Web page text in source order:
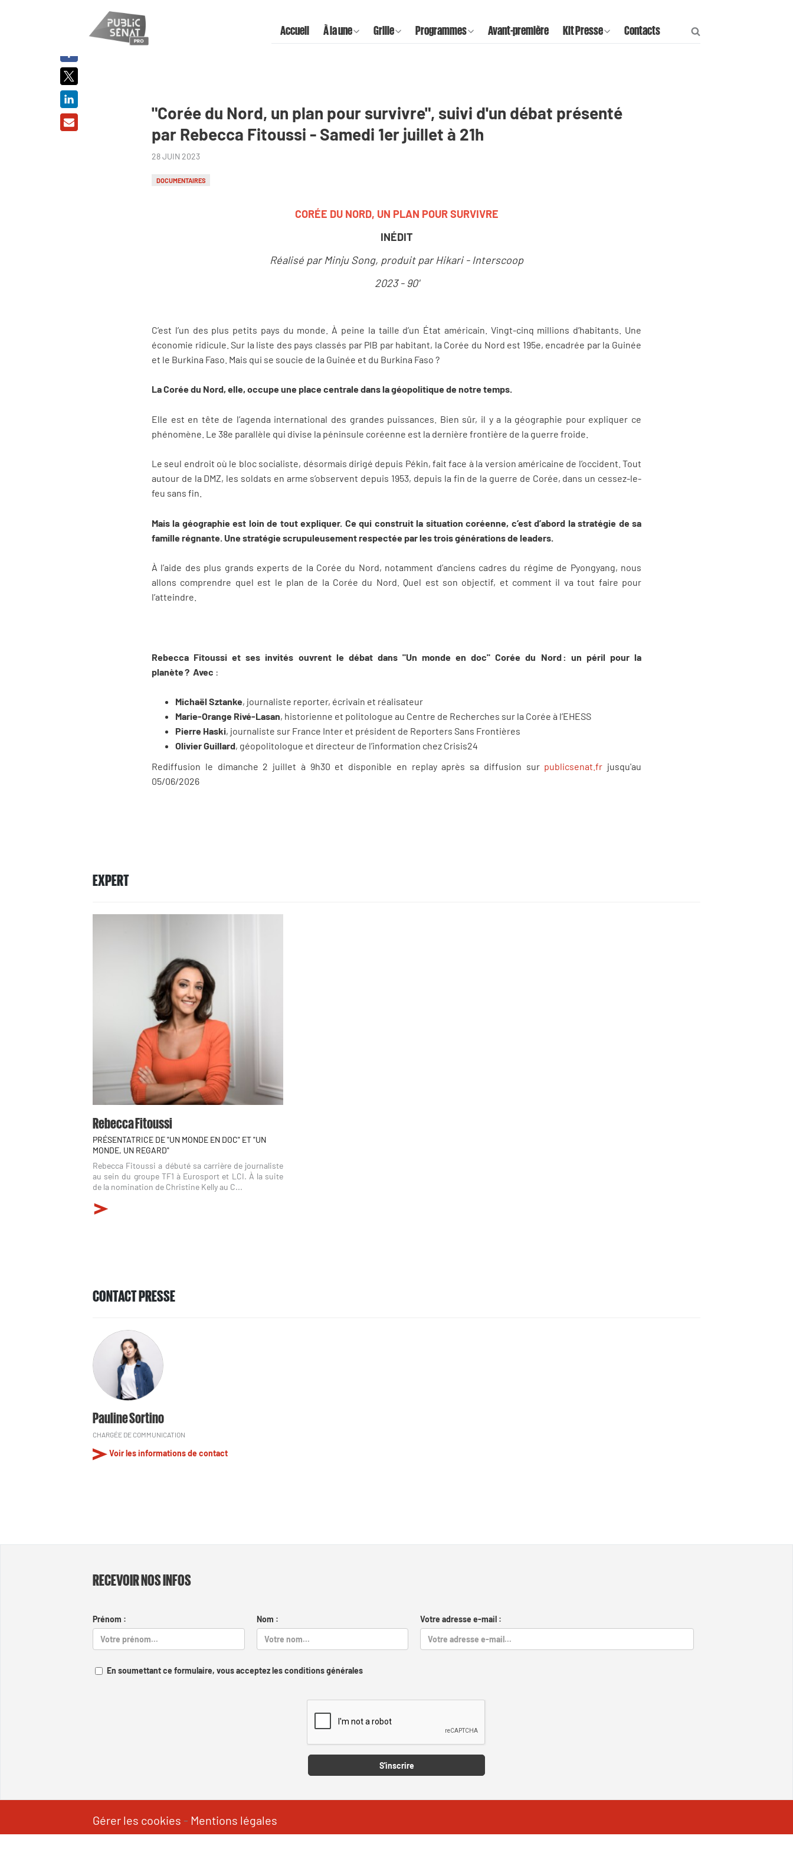
Accueil À la une Grille Programmes Avant-première Kit Presse Contacts
"Corée du Nord, un plan pour survivre", suivi d'un débat présenté
par Rebecca Fitoussi - Samedi 1er juillet à 21h
28 JUIN 2023
DOCUMENTAIRES
CORÉE DU NORD, UN PLAN POUR SURVIVRE
INÉDIT
Réalisé par Minju Song, produit par Hikari - Interscoop
2023 - 90'
C’est l’un des plus petits pays du monde. À peine la taille d’un État américain. Vingt-cinq millions d’habitants. Une
économie ridicule. Sur la liste des pays classés par PIB par habitant, la Corée du Nord est 195e, encadrée par la Guinée
et le Burkina Faso. Mais qui se soucie de la Guinée et du Burkina Faso ?
La Corée du Nord, elle, occupe une place centrale dans la géopolitique de notre temps.
Elle est en tête de l’agenda international des grandes puissances. Bien sûr, il y a la géographie pour expliquer ce
phénomène. Le 38e parallèle qui divise la péninsule coréenne est la dernière frontière de la guerre froide.
Le seul endroit où le bloc socialiste, désormais dirigé depuis Pékin, fait face à la version américaine de l’occident. Tout
autour de la DMZ, les soldats en arme s’observent depuis 1953, depuis la fin de la guerre de Corée, dans un cessez-le-
feu sans fin.
Mais la géographie est loin de tout expliquer. Ce qui construit la situation coréenne, c’est d’abord la stratégie de sa
famille régnante. Une stratégie scrupuleusement respectée par les trois générations de leaders.
À l’aide des plus grands experts de la Corée du Nord, notamment d’anciens cadres du régime de Pyongyang, nous
allons comprendre quel est le plan de la Corée du Nord. Quel est son objectif, et comment il va tout faire pour
l’atteindre.
Rebecca Fitoussi et ses invités ouvrent le débat dans "Un monde en doc" Corée du Nord : un péril pour la
planète ? Avec :
Michaël Sztanke, journaliste reporter, écrivain et réalisateur
Marie-Orange Rivé-Lasan, historienne et politologue au Centre de Recherches sur la Corée à l’EHESS
Pierre Haski, journaliste sur France Inter et président de Reporters Sans Frontières
Olivier Guillard, géopolitologue et directeur de l’information chez Crisis24
Rediffusion le dimanche 2 juillet à 9h30 et disponible en replay après sa diffusion sur publicsenat.fr jusqu'au
05/06/2026
EXPERT
Rebecca Fitoussi
PRÉSENTATRICE DE "UN MONDE EN DOC" ET "UN
MONDE, UN REGARD"
Rebecca Fitoussi a débuté sa carrière de journaliste
au sein du groupe TF1 à Eurosport et LCI. À la suite
de la nomination de Christine Kelly au C...
CONTACT PRESSE
Pauline Sortino
CHARGÉE DE COMMUNICATION
Voir les informations de contact
RECEVOIR NOS INFOS
Prénom : Nom : Votre adresse e-mail :
En soumettant ce formulaire, vous acceptez les conditions générales
S'inscrire
Gérer les cookies - Mentions légales